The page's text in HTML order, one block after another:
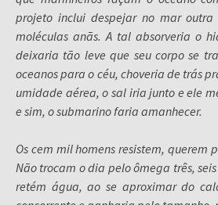
projeto inclui despejar no mar
moléculas anãs. A tal absorveria o
deixaria tão leve que seu corpo se
oceanos para o céu, choveria de trás
umidade aérea, o sal iria junto e ele
e sim, o submarino faria amanhecer.
Os cem mil homens resistem, querem
Não trocam o dia pelo ômega três,
retém água, ao se aproximar do